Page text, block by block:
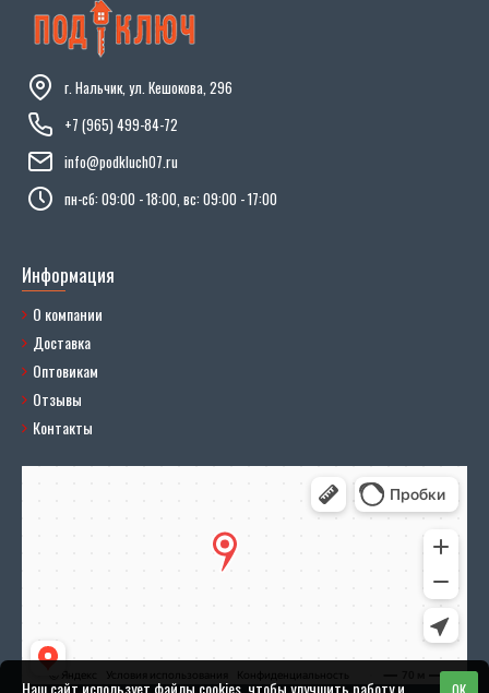
г. Нальчик, ул. Кешокова, 296
+7 (965) 499-84-72
info@podkluch07.ru
пн-сб: 09:00 - 18:00, вс: 09:00 - 17:00
Информация
О компании
Доставка
Оптовикам
Отзывы
Контакты
Наш сайт использует файлы cookies, чтобы улучшить работу и